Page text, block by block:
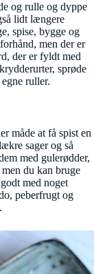
og rulle og dyppe
lidt længere
spise, bygge og
men der er
der er fyldt med
sprøde
ruller.
måde at få spist en
sager og så
med gulerødder,
du kan bruge
med noget
peberfrugt og